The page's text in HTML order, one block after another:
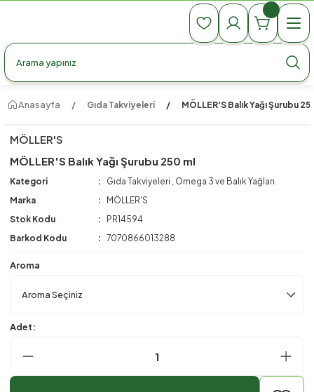
990 TL Üzeri Ücretsiz Kargo
990 TL Üzeri Ücretsiz Kargo
Anasayfa Gıda Takviyeleri MÖLLER'S Balık Yağı Şurubu
MÖLLER'S
MÖLLER'S Balık Yağı Şurubu 250 ml
Kategori Gıda Takviyeleri , Omega 3 ve Balık Yağları
Marka
MÖLLER'S
Stok Kodu
PR14594
Barkod Kodu
7070866013288
Aroma
Adet: